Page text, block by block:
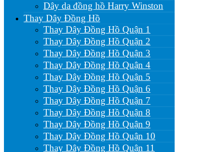
Dây da đồng hồ Harry Winston
Thay Dây Đồng Hồ
Thay Dây Đồng Hồ Quận 1
Thay Dây Đồng Hồ Quận 2
Thay Dây Đồng Hồ Quận 3
Thay Dây Đồng Hồ Quận 4
Thay Dây Đồng Hồ Quận 5
Thay Dây Đồng Hồ Quận 6
Thay Dây Đồng Hồ Quận 7
Thay Dây Đồng Hồ Quận 8
Thay Dây Đồng Hồ Quận 9
Thay Dây Đồng Hồ Quận 10
Thay Dây Đồng Hồ Quận 11